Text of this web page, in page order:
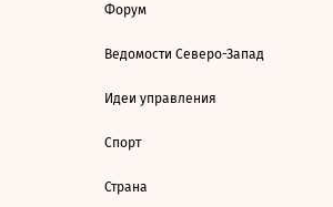
Форум
Ведомости Северо-Запад
Идеи управления
Спорт
Страна